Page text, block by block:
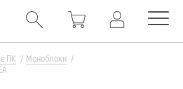
ПК
Моноблоки